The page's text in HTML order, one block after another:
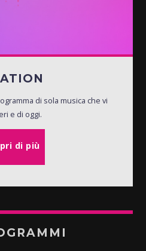
di sola musica che vi
e di oggi.
di più